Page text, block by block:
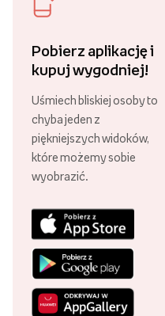
Pobierz aplikację i
kupuj wygodniej!
Uśmiech bliskiej osoby to
chyba jeden z
piękniejszych widoków,
które możemy sobie
wyobrazić.